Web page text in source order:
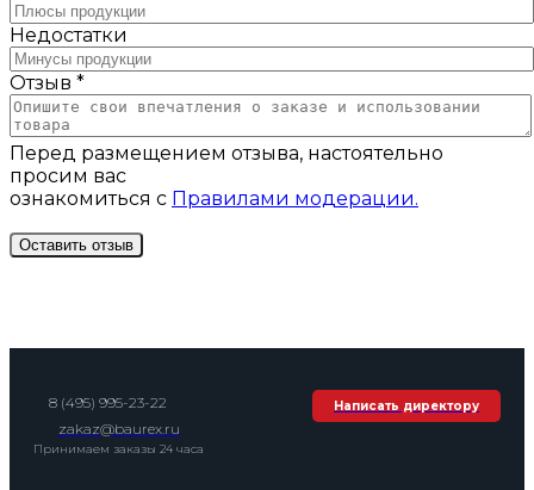
Недостатки
Отзыв *
Перед размещением отзыва, настоятельно
просим вас
ознакомиться с Правилами модерации.
8 (495) 995-23-22
zakaz@baurex.ru
Принимаем заказы 24 часа
Написать директору